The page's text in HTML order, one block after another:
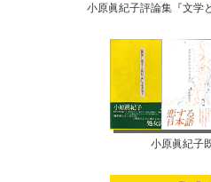
小原眞紀子評論集『文学
小原眞紀子